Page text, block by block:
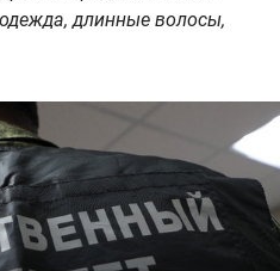
длинные волосы,